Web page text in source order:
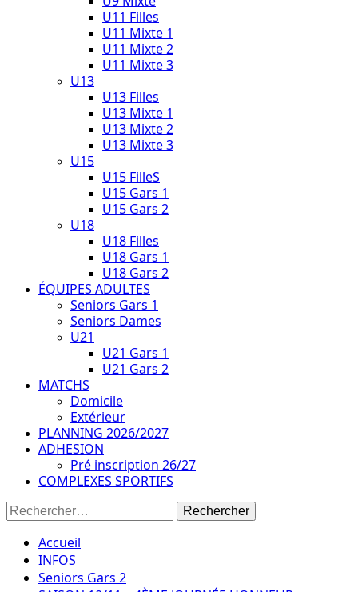
U11 Filles
U11 Mixte 1
U11 Mixte 2
U11 Mixte 3
U13
U13 Filles
U13 Mixte 1
U13 Mixte 2
U13 Mixte 3
U15
U15 FilleS
U15 Gars 1
U15 Gars 2
U18
U18 Filles
U18 Gars 1
U18 Gars 2
ÉQUIPES ADULTES
Seniors Gars 1
Seniors Dames
U21
U21 Gars 1
U21 Gars 2
MATCHS
Domicile
Extérieur
PLANNING 2026/2027
ADHESION
Pré inscription 26/27
COMPLEXES SPORTIFS
Rechercher :
Accueil
INFOS
Seniors Gars 2